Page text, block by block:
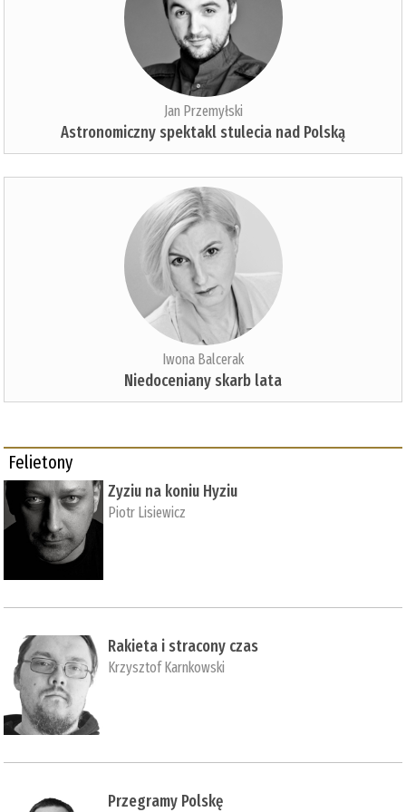
Jan Przemyłski
Astronomiczny spektakl stulecia nad Polską
Iwona Balcerak
Niedoceniany skarb lata
Felietony
Zyziu na koniu Hyziu
Piotr Lisiewicz
Rakieta i stracony czas
Krzysztof Karnkowski
Przegramy Polskę